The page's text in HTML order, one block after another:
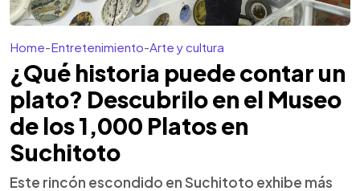
Home-Entretenimiento-Arte y cultura
¿Qué historia puede contar un
plato? Descubrilo en el Museo
de los 1,000 Platos en
Suchitoto
Este rincón escondido en Suchitoto exhibe más